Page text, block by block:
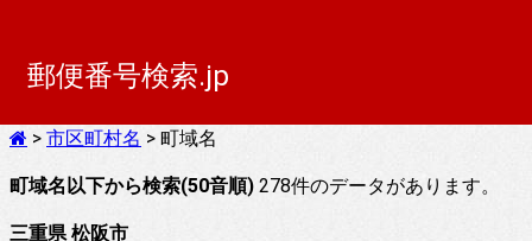
郵便番号検索.jp
> 市区町村名 > 町域名
町域名以下から検索(50音順) 278件のデータがあります。
三重県 松阪市